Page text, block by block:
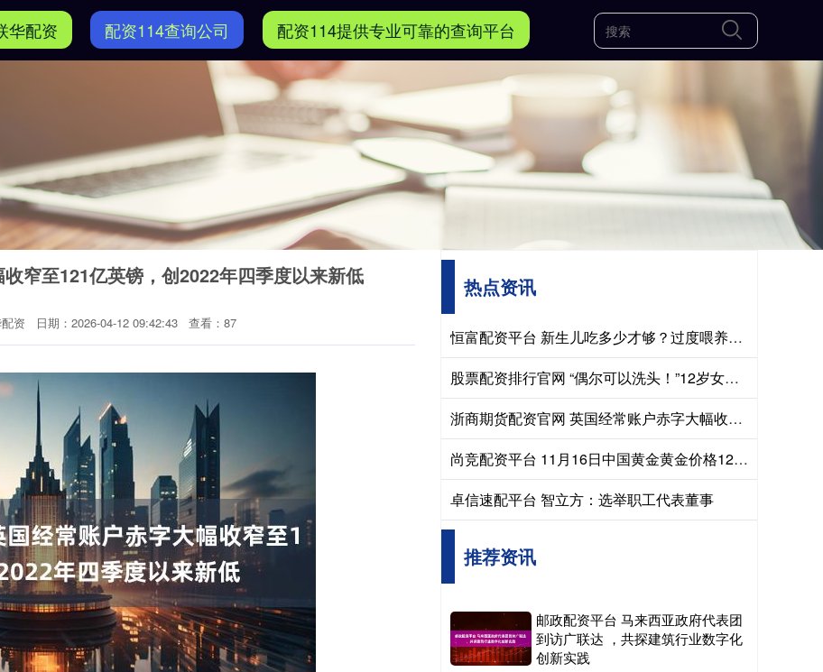
华配资 配资114查询公司 配资114提供专业可靠的查询平台
窄至121亿英镑，创2022年四季度以来新低
资 日期：2026-04-12 09:42:43 查看：87
热点资讯
恒富配资平台 新生儿吃多少才够？过度喂养正在摧毁孩子的脾胃，这份奶量标准赶紧存
股票配资排行官网 “偶尔可以洗头！”12岁女孩自称中产家庭走红，自信源于低认知
浙商期货配资官网 英国经常账户赤字大幅收窄至121亿英镑，创2022年四季度以来新低
尚竞配资平台 11月16日中国黄金黄金价格1218元/克
卓信速配平台 智立方：选举职工代表董事
推荐资讯
邮政配资平台 马来西亚政府代表团
到访广联达 ，共探建筑行业数字化
创新实践